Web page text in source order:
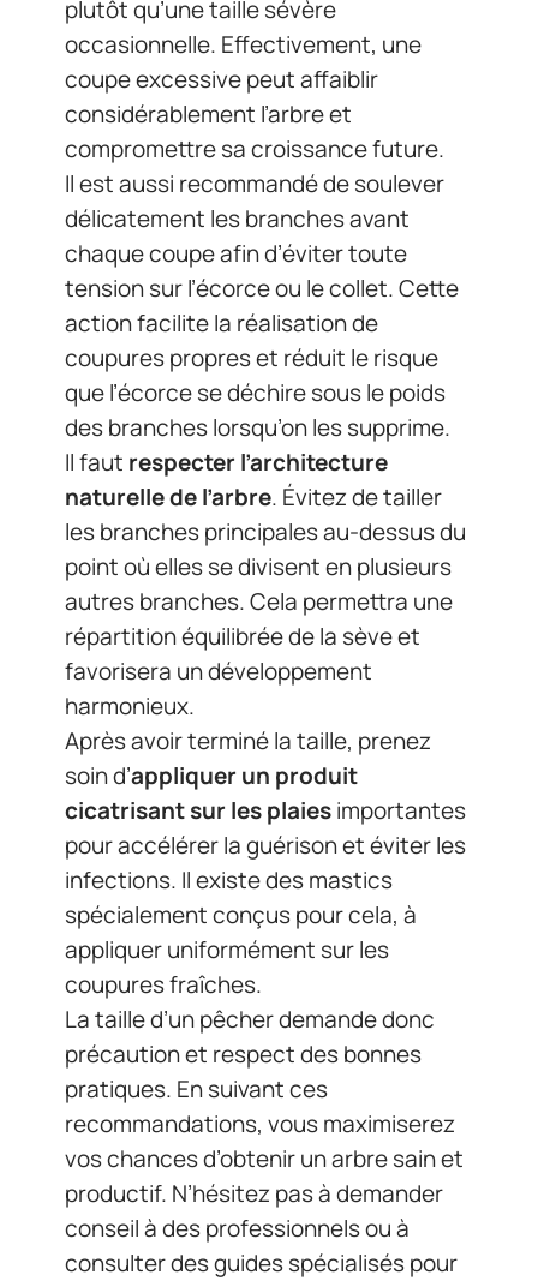
plutôt qu’une taille sévère
occasionnelle. Effectivement, une
coupe excessive peut affaiblir
considérablement l’arbre et
compromettre sa croissance future.
Il est aussi recommandé de soulever
délicatement les branches avant
chaque coupe afin d’éviter toute
tension sur l’écorce ou le collet. Cette
action facilite la réalisation de
coupures propres et réduit le risque
que l’écorce se déchire sous le poids
des branches lorsqu’on les supprime.
Il faut respecter l’architecture
naturelle de l’arbre. Évitez de tailler
les branches principales au-dessus du
point où elles se divisent en plusieurs
autres branches. Cela permettra une
répartition équilibrée de la sève et
favorisera un développement
harmonieux.
Après avoir terminé la taille, prenez
soin d’appliquer un produit
cicatrisant sur les plaiesimportantes
pour accélérer la guérison et éviter les
infections. Il existe des mastics
spécialement conçus pour cela, à
appliquer uniformément sur les
coupures fraîches.
La taille d’un pêcher demande donc
précaution et respect des bonnes
pratiques. En suivant ces
recommandations, vous maximiserez
vos chances d’obtenir un arbre sain et
productif. N’hésitez pas à demander
conseil à des professionnels ou à
consulter des guides spécialisés pour